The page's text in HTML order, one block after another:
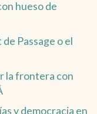
hueso de
Passage o el
la frontera con
y democracia en